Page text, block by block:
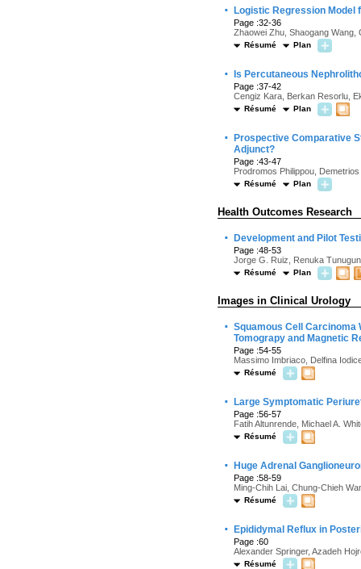
· Logistic Regression
Page :32-36
Zhaowei Zhu, Shaogang Wang,
Résumé Plan
· Is Percutaneous
Page :37-42
Cengiz Kara, Berkan Resorlu,
Résumé Plan
·
Prospective Comparative
Adjunct?
Page :43-47
Prodromos Philippou,
Résumé Plan
Health Outcomes Research
· Development and Pilot
Page :48-53
Jorge G. Ruiz, Renuka
Résumé Plan
Images in Clinical Urology
· Squamous Cell Carcinoma
Tomograpy and Magnetic
Page :54-55
Massimo Imbriaco, Delfina
Résumé
· Large Symptomatic
Page :56-57
Fatih Altunrende, Michael A.
Résumé
· Huge Adrenal
Page :58-59
Ming-Chih Lai, Chung-Chieh
Résumé
· Epididymal Reflux in
Page :60
Alexander Springer, Azadeh
Résumé